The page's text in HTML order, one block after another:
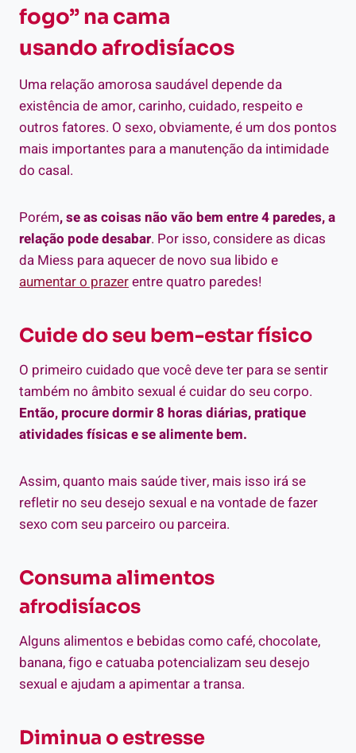
fogo” na cama
usandoafrodisíacos
Uma relação amorosa saudável depende da
existência de amor, carinho, cuidado, respeito e
outros fatores. O sexo, obviamente, é um dos pontos
mais importantes para a manutenção da intimidade
do casal.
Porém, se as coisas não vão bem entre 4 paredes, a
relação pode desabar. Por isso, considere as dicas
da Miess para aquecer de novo sua libido e
aumentar o prazerentre quatro paredes!
Cuide do seu bem-estar físico
O primeiro cuidado que você deve ter para se sentir
também no âmbito sexual é cuidar do seu corpo.
Então, procure dormir 8 horas diárias, pratique
atividades físicas e se alimente bem.
Assim, quanto mais saúde tiver, mais isso irá se
refletir no seu desejo sexual e na vontade de fazer
sexo com seu parceiro ou parceira.
Consuma alimentos
afrodisíacos
Alguns alimentos e bebidas como café, chocolate,
banana, figo e catuaba potencializam seu desejo
sexual e ajudam a apimentar a transa.
Diminua o estresse